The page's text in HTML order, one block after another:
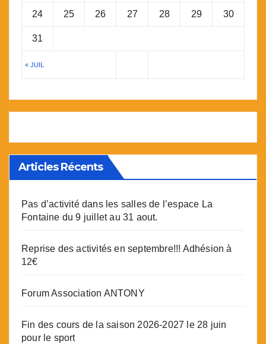
« JUIL
24 25 26 27 28 29 30
31
Articles Récents
Pas d’activité dans les salles de l’espace La
Fontaine du 9 juillet au 31 aout.
Reprise des activités en septembre!!! Adhésion à
12€
Forum Association ANTONY
Fin des cours de la saison 2026-2027 le 28 juin
pour le sport